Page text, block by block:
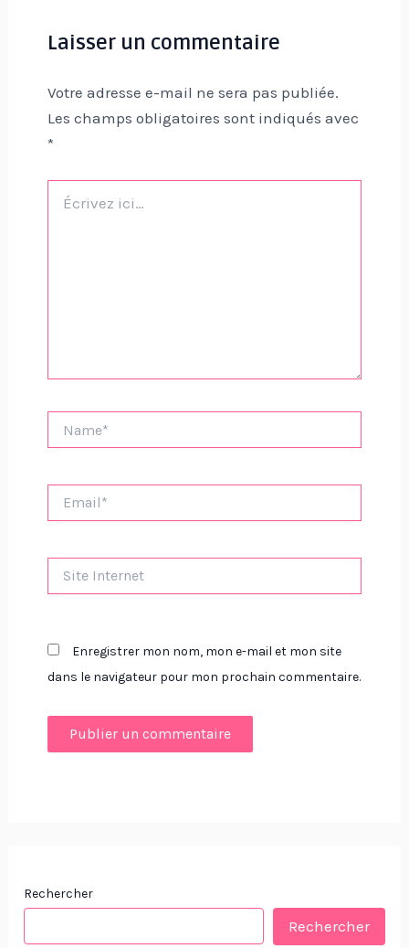
Laisser un commentaire
Votre adresse e-mail ne sera pas publiée.
Les champs obligatoires sont indiqués avec
*
ici…
Internet
Enregistrer mon nom, mon e-mail et mon site
dans le navigateur pour mon prochain commentaire.
Rechercher
Rechercher